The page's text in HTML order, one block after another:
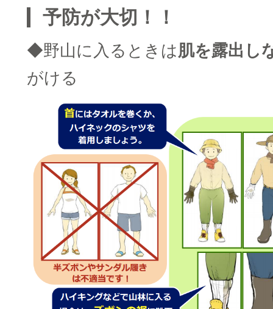
予防が大切！！
◆野山に入るときは肌を露出し
がける